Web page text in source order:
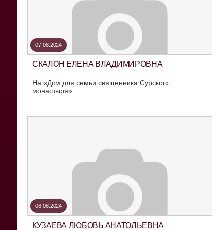
07.08.2024
СКАЛОН ЕЛЕНА ВЛАДИМИРОВНА
На «Дом для семьи священника Сурского
монастыря»...
06.08.2024
КУЗАЕВА ЛЮБОВЬ АНАТОЛЬЕВНА